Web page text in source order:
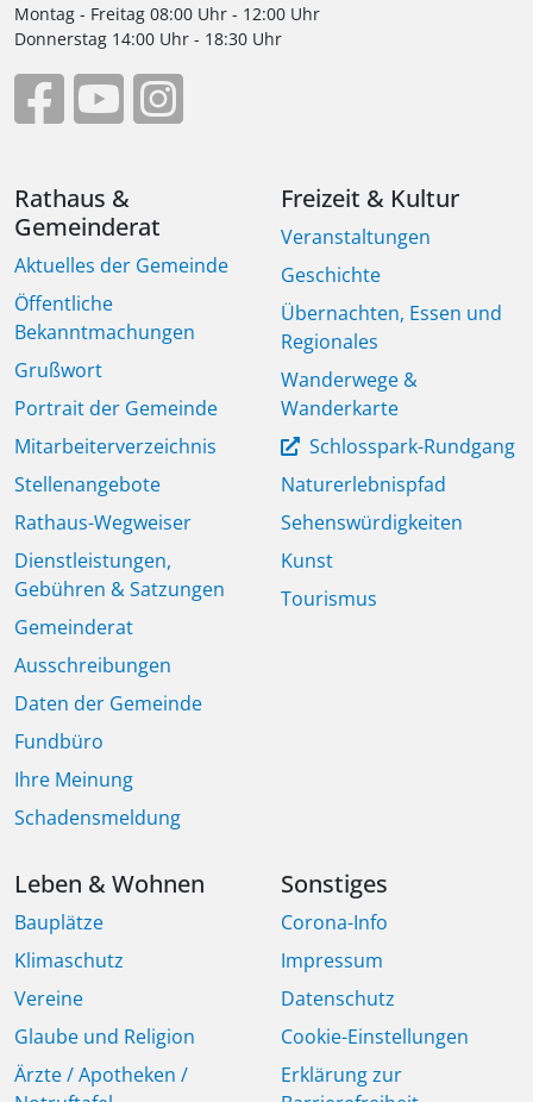
Montag - Freitag 08:00 Uhr - 12:00 Uhr
Donnerstag 14:00 Uhr - 18:30 Uhr
Rathaus &
Gemeinderat
Aktuelles der Gemeinde
Öffentliche
Bekanntmachungen
Grußwort
Portrait der Gemeinde
Mitarbeiterverzeichnis
Stellenangebote
Rathaus-Wegweiser
Dienstleistungen,
Gebühren & Satzungen
Gemeinderat
Ausschreibungen
Daten der Gemeinde
Fundbüro
Ihre Meinung
Schadensmeldung
Freizeit & Kultur
Veranstaltungen
Geschichte
Übernachten, Essen und
Regionales
Wanderwege &
Wanderkarte
Schlosspark-Rundgang
Naturerlebnispfad
Sehenswürdigkeiten
Kunst
Tourismus
Leben & Wohnen
Bauplätze
Klimaschutz
Vereine
Glaube und Religion
Ärzte / Apotheken /
Sonstiges
Corona-Info
Impressum
Datenschutz
Cookie-Einstellungen
Erklärung zur